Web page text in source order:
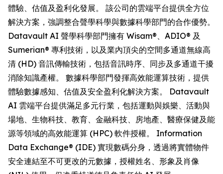
體驗、估值及盈利化發展。 該公司的雲端平台提供全方位
解決方案，強調整合聲學科學與數據科學部門的合作優勢。
Datavault AI 聲學科學部門擁有 Wisam®、ADIO® 及
Sumerian® 專利技術，以及業內頂尖的空間多通道無線高
清 (HD) 音訊傳輸技術，包括音訊時序、同步及多通道干擾
消除知識產權。 數據科學部門發揮高效能運算技術，提供
體驗數據感知、估值及安全盈利化解決方案。 Datavault
AI 雲端平台提供滿足多元行業，包括運動與娛樂、活動與
場地、生物科技、教育、金融科技、房地產、醫療保健及能
源等領域的高效能運算 (HPC) 軟件授權。 Information
Data Exchange® (IDE) 實現數碼分身，透過將實體物件
安全連結至不可更改的元數據，授權姓名、形象及肖像